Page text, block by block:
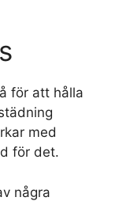
för att hålla
med
för det.
några